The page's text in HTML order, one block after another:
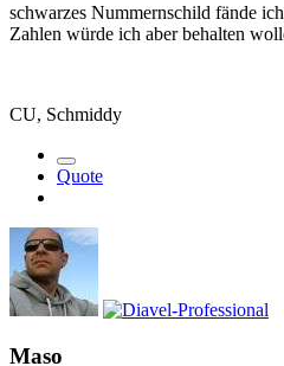
schwarzes Nummernschild fände
Zahlen würde ich aber behalten
CU, Schmiddy
Quote
Maso